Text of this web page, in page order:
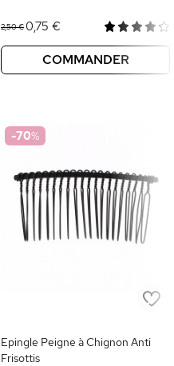
2,50 €0,75 €
COMMANDER
-70%
Epingle Peigne à Chignon Anti
Frisottis